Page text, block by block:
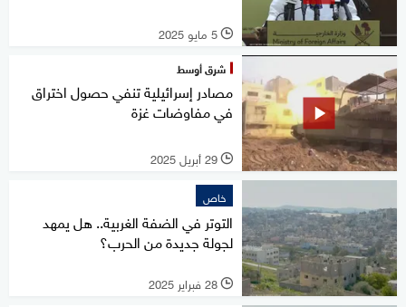
l 5 مايو 2025
شرق أوسط
مصادر إسرائيلية تنفي حصول اختراق
في مفاوضات غزة
l 29 أبريل 2025
خاص
التوتر في الضفة الغربية.. هل يمهد
لجولة جديدة من الحرب؟
l 28 فبراير 2025